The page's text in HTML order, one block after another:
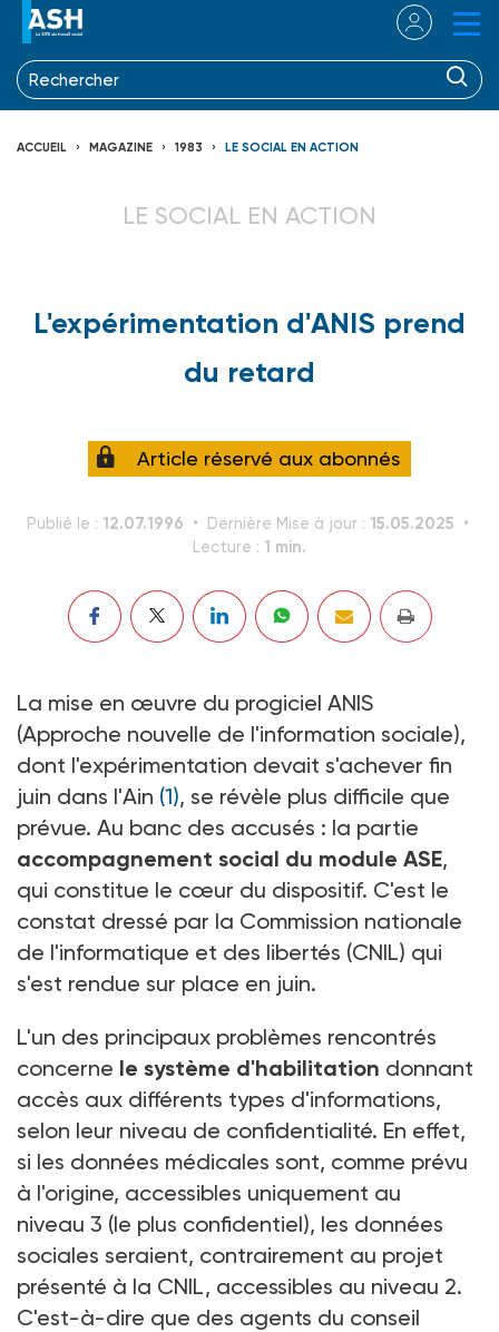
ACCUEIL MAGAZINE 1983 LE SOCIAL EN ACTION
LE SOCIAL EN ACTION
L'expérimentation d'ANIS prend
du retard
Article réservé aux abonnés
Publié le : 12.07.1996 Dernière Mise à jour : 15.05.2025
Lecture : 1 min.
La mise en œuvre du progiciel ANIS
(Approche nouvelle de l'information sociale),
dont l'expérimentation devait s'achever fin
juin dans l'Ain (1), se révèle plus difficile que
prévue. Au banc des accusés : la partie
accompagnement social du module ASE,
qui constitue le cœur du dispositif. C'est le
constat dressé par la Commission nationale
de l'informatique et des libertés (CNIL) qui
s'est rendue sur place en juin.
L'un des principaux problèmes rencontrés
concerne le système d'habilitation donnant
accès aux différents types d'informations,
selon leur niveau de confidentialité. En effet,
si les données médicales sont, comme prévu
à l'origine, accessibles uniquement au
niveau 3 (le plus confidentiel), les données
sociales seraient, contrairement au projet
présenté à la CNIL, accessibles au niveau 2.
C'est-à-dire que des agents du conseil